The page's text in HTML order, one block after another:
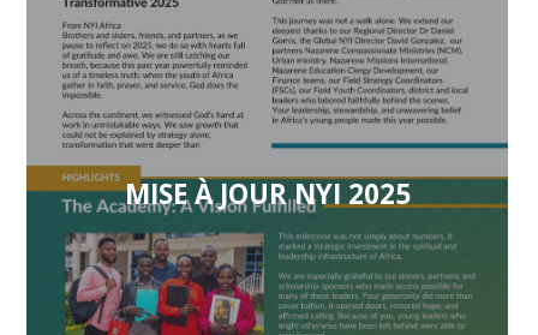
MISE À JOUR NYI 2025